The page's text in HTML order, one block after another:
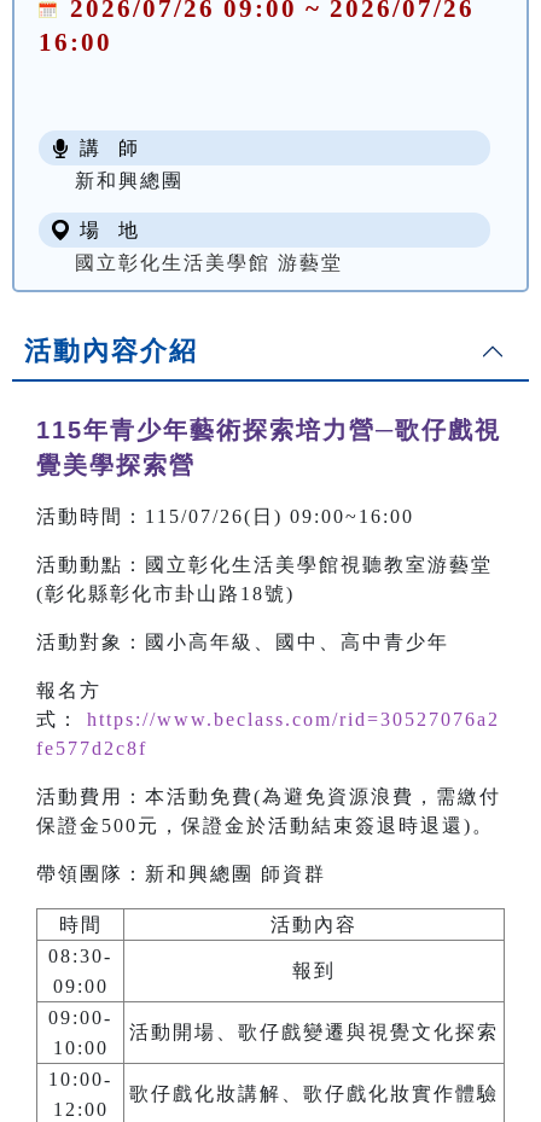
2026/07/26 09:00 ~ 2026/07/26
16:00
講 師
新和興總團
場 地
國立彰化生活美學館 游藝堂
活動內容介紹
115年青少年藝術探索培力營─歌仔戲視
覺美學探索營
活動時間：115/07/26(日) 09:00~16:00
活動動點：國立彰化生活美學館視聽教室游藝堂
(彰化縣彰化市卦山路18號)
活動對象：國小高年級、國中、高中青少年
報名方
式： https://www.beclass.com/rid=30527076a2
fe577d2c8f
活動費用：本活動免費(為避免資源浪費，需繳付
保證金500元，保證金於活動結束簽退時退還)。
帶領團隊：新和興總團 師資群
時間
活動內容
08:30-
09:00
報到
09:00-
10:00
活動開場、歌仔戲變遷與視覺文化探索
10:00-
12:00
歌仔戲化妝講解、歌仔戲化妝實作體驗